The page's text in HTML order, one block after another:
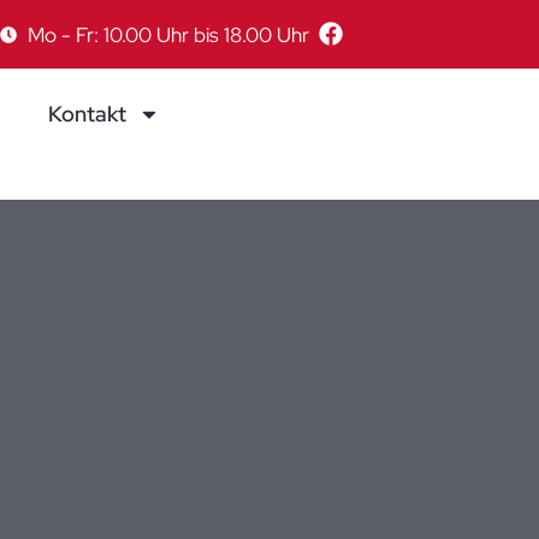
Mo - Fr: 10.00 Uhr bis 18.00 Uhr
Kontakt